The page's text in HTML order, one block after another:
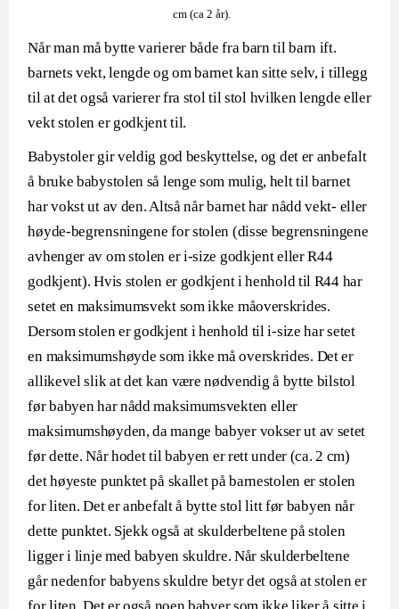
cm (ca 2 år).
Når man må bytte varierer både fra barn til barn ift.
barnets vekt, lengde og om barnet kan sitte selv, i tillegg
til at det også varierer fra stol til stol hvilken lengde eller
vekt stolen er godkjent til.
Babystoler gir veldig god beskyttelse, og det er anbefalt
å bruke babystolen så lenge som mulig, helt til barnet
har vokst ut av den. Altså når barnet har nådd vekt- eller
høyde-begrensningene for stolen (disse begrensningene
avhenger av om stolen er i-size godkjent eller R44
godkjent). Hvis stolen er godkjent i henhold til R44 har
setet en maksimumsvekt som ikke måoverskrides.
Dersom stolen er godkjent i henhold til i-size har setet
en maksimumshøyde som ikke må overskrides. Det er
allikevel slik at det kan være nødvendig å bytte bilstol
før babyen har nådd maksimumsvekten eller
maksimumshøyden, da mange babyer vokser ut av setet
før dette. Når hodet til babyen er rett under (ca. 2 cm)
det høyeste punktet på skallet på barnestolen er stolen
for liten. Det er anbefalt å bytte stol litt før babyen når
dette punktet. Sjekk også at skulderbeltene på stolen
ligger i linje med babyen skuldre. Når skulderbeltene
går nedenfor babyens skuldre betyr det også at stolen er